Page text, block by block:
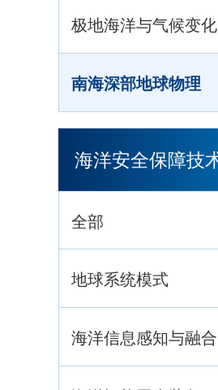
极地海洋与气候变化
南海深部地球物理
海洋安全保障技
全部
地球系统模式
海洋信息感知与融合